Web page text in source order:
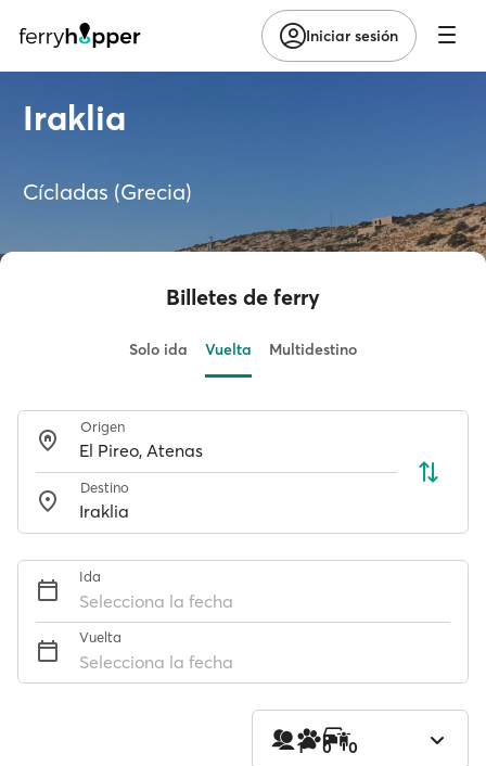
Iniciar sesión
Iraklia
Cícladas (Grecia)
Billetes de ferry
Solo ida Vuelta Multidestino
Origen
Destino
Ida
Selecciona la fecha
Vuelta
Selecciona la fecha
1 0 0